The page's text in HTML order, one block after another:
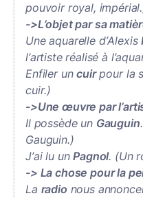
pouvoir royal,
->L’objet par sa
Une aquarelle d’Alexis
l’artiste réalisé à
Enfiler uncuirpour la
cuir.)
->Une œuvre par
Il possède un Gauguin
Gauguin.)
J’ai lu unPagnol. (Un
-> La chose pour la
La radio nous